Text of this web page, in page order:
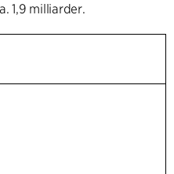
1,9 milliarder.